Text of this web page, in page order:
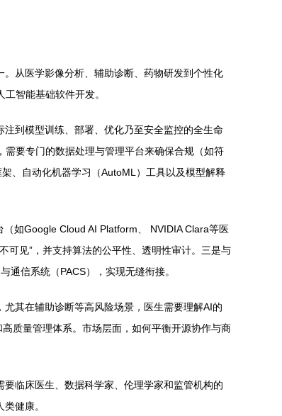
从医学影像分析、辅助诊断、药物研发到个性化
智能基础软件开发。
到模型训练、部署、优化乃至安全监控的全生命
要专门的数据处理与管理平台来确保合规（如符
、自动化机器学习（AutoML）工具以及模型解释
如Google Cloud AI Platform、 NVIDIA Clara等医
可见”，并支持算法的公平性、透明性审计。三是与
信系统（PACS），实现无缝衔接。
其在辅助诊断等高风险场景，医生需要理解AI的
质量管理体系。市场层面，如何平衡开源协作与商
临床医生、数据科学家、伦理学家和监管机构的
健康。